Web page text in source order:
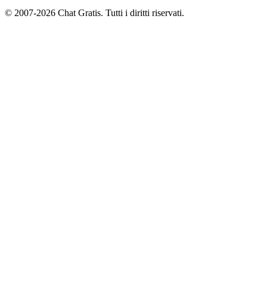
© 2007-2026 Chat Gratis. Tutti i diritti riservati.